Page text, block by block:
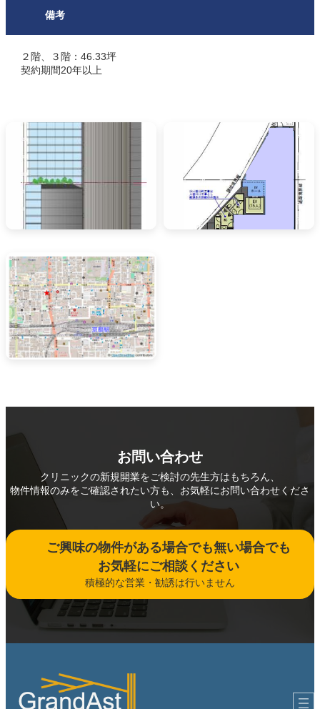
備考
２階、３階：46.33坪
契約期間20年以上
お問い合わせ
クリニックの新規開業をご検討の先生方はもちろん、
物件情報のみをご確認されたい方も、お気軽にお問い合わせくださ
い。
ご興味の物件がある場合でも無い場合でも
お気軽にご相談ください
積極的な営業・勧誘は行いません